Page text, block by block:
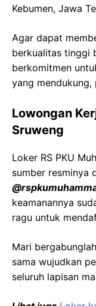
Kebumen, Jawa
Agar dapat
berkualitas tinggi
berkomitmen
yang
Lowongan
Sruweng
Loker RS PKU
sumber resminya
keamanannya
ragu untuk
Mari
sama wujudkan
seluruh lapisan